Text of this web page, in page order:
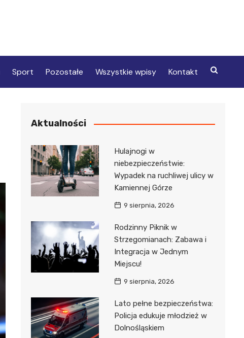
Sport Pozostałe Wszystkie wpisy Kontakt
Aktualności
Hulajnogi w
niebezpieczeństwie:
Wypadek na ruchliwej ulicy w
Kamiennej Górze
9 sierpnia, 2026
Rodzinny Piknik w
Strzegomianach: Zabawa i
Integracja w Jednym
Miejscu!
9 sierpnia, 2026
Lato pełne bezpieczeństwa:
Policja edukuje młodzież w
Dolnośląskiem